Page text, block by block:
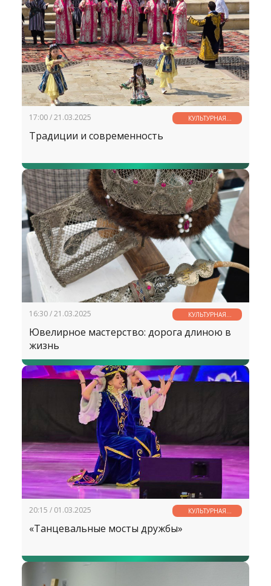
17:00 / 21.03.2025
КУЛЬТУРНАЯ
СТРАНИЧКА
Традиции и современность
16:30 / 21.03.2025
КУЛЬТУРНАЯ
СТРАНИЧКА
Ювелирное мастерство: дорога длиною в
жизнь
20:15 / 01.03.2025
КУЛЬТУРНАЯ
СТРАНИЧКА
«Танцевальные мосты дружбы»